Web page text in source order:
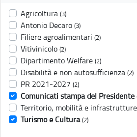
Agricoltura (3)
Antonio Decaro (3)
Filiere agroalimentari (2)
Vitivinicolo (2)
Dipartimento Welfare (2)
Disabilità e non autosufficienza (2)
PR 2021-2027 (2)
Comunicati stampa del Presidente
Territorio, mobilità e infrastrutture
Turismo e Cultura (2)